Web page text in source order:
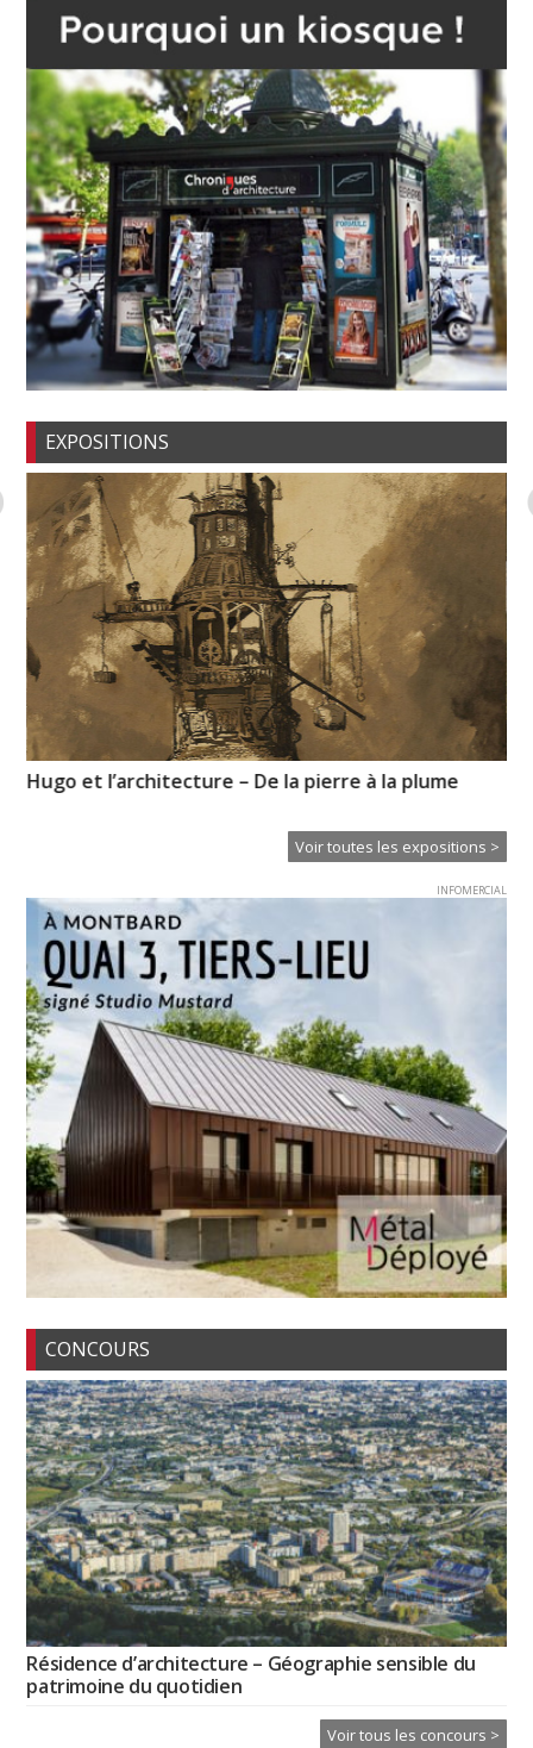
EXPOSITIONS
Hugo et l’architecture – De la pierre à la plume
Voir toutes les expositions >
INFOMERCIAL
CONCOURS
Résidence d’architecture – Géographie sensible du
patrimoine du quotidien
Voir tous les concours >